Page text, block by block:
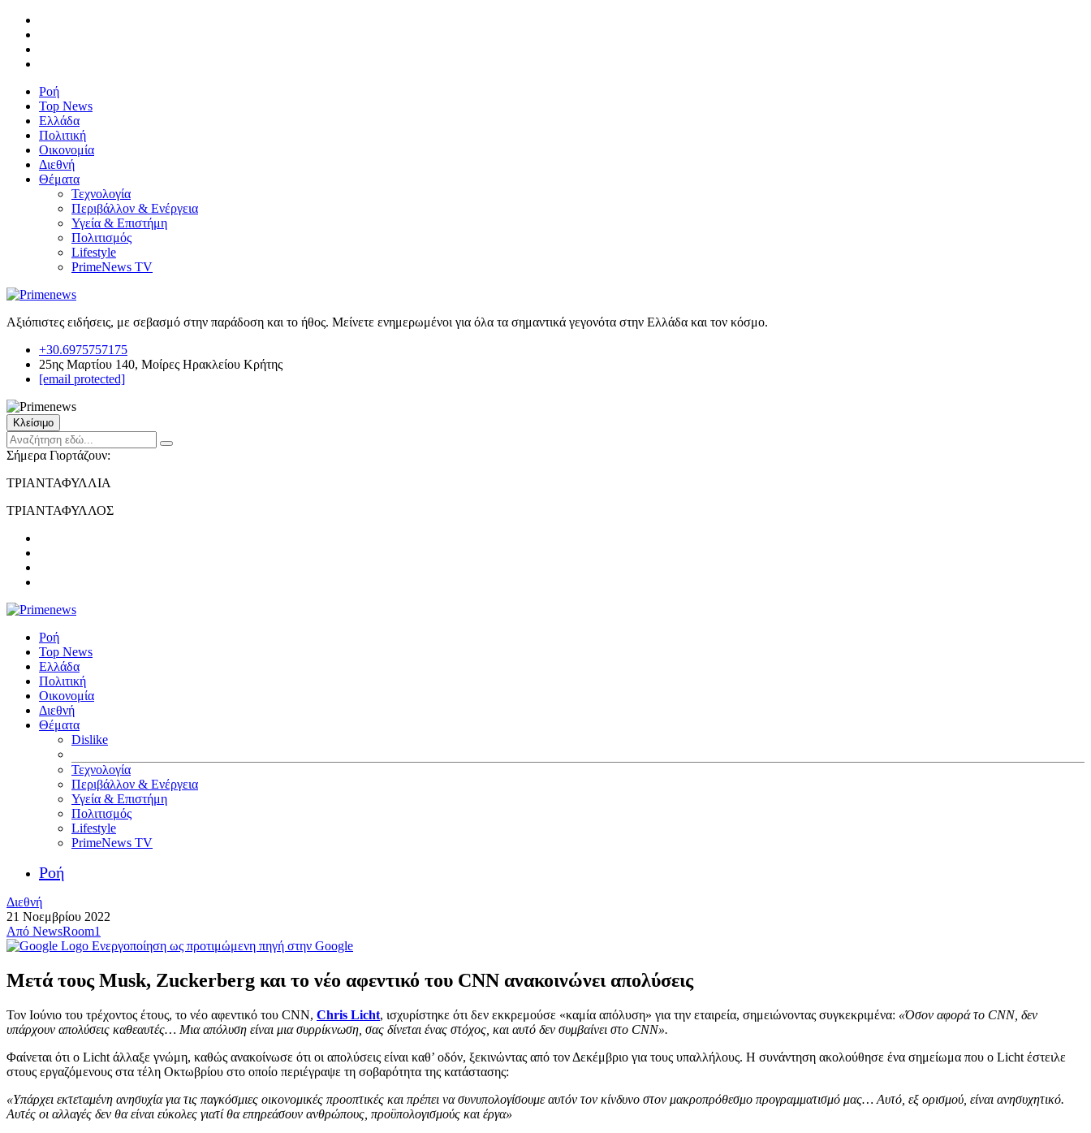
Ροή
Top News
Ελλάδα
Πολιτική
Οικονομία
Διεθνή
Θέματα
Τεχνολογία
Περιβάλλον & Ενέργεια
Υγεία & Επιστήμη
Πολιτισμός
Lifestyle
PrimeNews TV
Αξιόπιστες ειδήσεις, με σεβασμό στην παράδοση και το ήθος. Μείνετε ενημερωμένοι για όλα τα σημαντικά γεγονότα στην Ελλάδα και τον κόσμο.
+30.6975757175
25ης Μαρτίου 140, Μοίρες Ηρακλείου Κρήτης
[email protected]
Κλείσιμο
Σήμερα Γιορτάζουν:
ΤΡΙΑΝΤΑΦΥΛΛΙΑ
ΤΡΙΑΝΤΑΦΥΛΛΟΣ
Ροή
Top News
Ελλάδα
Πολιτική
Οικονομία
Διεθνή
Θέματα
Dislike
Τεχνολογία
Περιβάλλον & Ενέργεια
Υγεία & Επιστήμη
Πολιτισμός
Lifestyle
PrimeNews TV
Ροή
Διεθνή
21 Νοεμβρίου 2022
Από NewsRoom1
Ενεργοποίηση ως προτιμώμενη πηγή στην Google
Μετά τους Musk, Zuckerberg και το νέο αφεντικό του CNN ανακοινώνει απολύσεις
Τον Ιούνιο του τρέχοντος έτους, το νέο αφεντικό του CNN, Chris Licht, ισχυρίστηκε ότι δεν εκκρεμούσε «καμία απόλυση» για την εταιρεία, σημειώνοντας συγκεκριμένα: «Όσον αφορά το CNN, δεν
υπάρχουν απολύσεις καθεαυτές… Μια απόλυση είναι μια συρρίκνωση, σας δίνεται ένας στόχος, και αυτό δεν συμβαίνει στο CNN».
Φαίνεται ότι ο Licht άλλαξε γνώμη, καθώς ανακοίνωσε ότι οι απολύσεις είναι καθ’ οδόν, ξεκινώντας από τον Δεκέμβριο για τους υπαλλήλους. Η συνάντηση ακολούθησε ένα σημείωμα που ο Licht έστειλε
στους εργαζόμενους στα τέλη Οκτωβρίου στο οποίο περιέγραψε τη σοβαρότητα της κατάστασης:
«Υπάρχει εκτεταμένη ανησυχία για τις παγκόσμιες οικονομικές προοπτικές και πρέπει να συνυπολογίσουμε αυτόν τον κίνδυνο στον μακροπρόθεσμο προγραμματισμό μας… Αυτό, εξ ορισμού, είναι ανησυχητικό.
Αυτές οι αλλαγές δεν θα είναι εύκολες γιατί θα επηρεάσουν ανθρώπους, προϋπολογισμούς και έργα»